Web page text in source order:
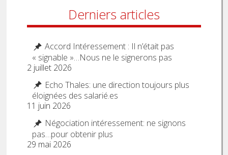
Derniers articles
Accord Intéressement : Il n’était pas
« signable »…Nous ne le signerons pas
2 juillet 2026
Echo Thales: une direction toujours plus
éloignées des salarié.es
11 juin 2026
Négociation intéressement: ne signons
pas…pour obtenir plus
29 mai 2026